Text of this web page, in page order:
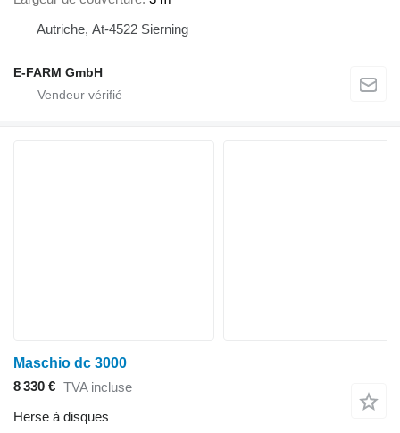
Autriche, At-4522 Sierning
E-FARM GmbH
Maschio dc 3000
8 330 € TVA incluse
Herse à disques